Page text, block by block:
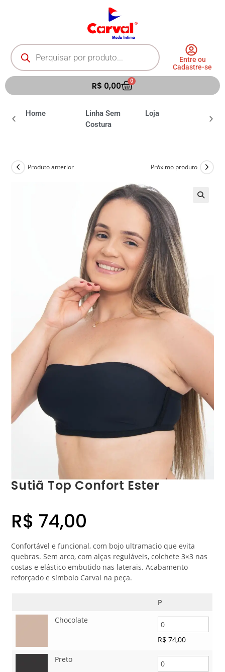
Entre ou
Cadastre-se
R$ 0,00 0
Home
Linha Sem
Costura
Loja
Produto anterior Próximo produto
Sutiã Top Confort Ester
R$ 74,00
Confortável e funcional, com bojo ultramacio que evita
quebras. Sem arco, com alças reguláveis, colchete 3×3 nas
costas e elástico embutido nas laterais. Acabamento
reforçado e símbolo Carval na peça.
P
Chocolate
R$ 74,00
Preto